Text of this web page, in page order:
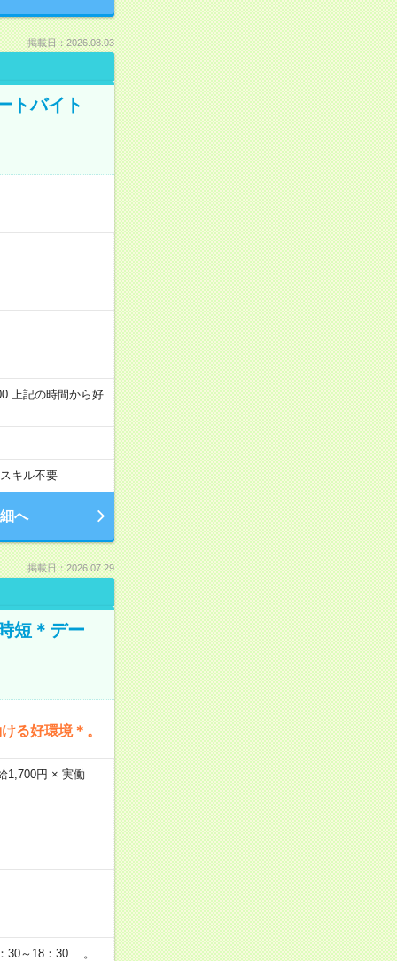
掲載日：2026.08.03
トバイト
上記の時間から好
キル不要
へ
掲載日：2026.07.29
短＊デー
る好環境＊。
1,700円 × 実働
30～18：30 。